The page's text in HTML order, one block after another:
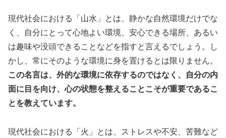
現代社会における「山水」とは、静かな自然環境だけでな
く、自分にとって心地よい環境、安心できる場所、あるい
は趣味や没頭できることなどを指すと言えるでしょう。し
かし、常にそのような環境に身を置けるとは限りません。
この名言は、外的な環境に依存するのではなく、自分の内
面に目を向け、心の状態を整えることこそが重要であるこ
とを教えています。
現代社会における「火」とは、ストレスや不安、苦難など